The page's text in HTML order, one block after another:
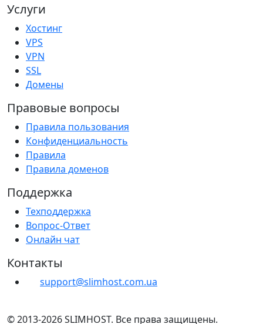
Услуги
Хостинг
VPS
VPN
SSL
Домены
Правовые вопросы
Правила пользования
Конфиденциальность
Правила
Правила доменов
Поддержка
Техподдержка
Вопрос-Ответ
Онлайн чат
Контакты
support@slimhost.com.ua
© 2013-2026 SLIMHOST. Все права защищены.